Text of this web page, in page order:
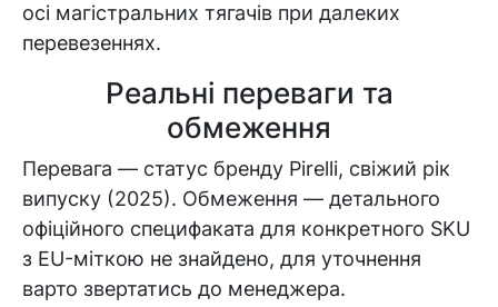
осі магістральних тягачів при далеких
перевезеннях.
Реальні переваги та
обмеження
Перевага — статус бренду Pirelli, свіжий рік
випуску (2025). Обмеження — детального
офіційного специфаката для конкретного SKU
з EU-міткою не знайдено, для уточнення
варто звертатись до менеджера.